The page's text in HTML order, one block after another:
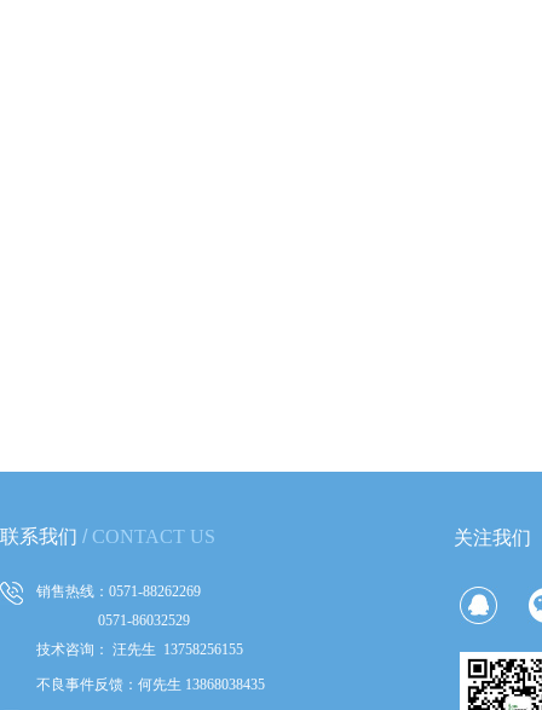
关注我们
销售热线：0571-88262269
0571-86032529
技术咨询： 汪先生 13758256155
不良事件反馈：何先生 13868038435
联系我们 / CONTACT US